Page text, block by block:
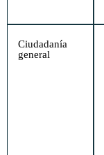
Ciudadanía
general